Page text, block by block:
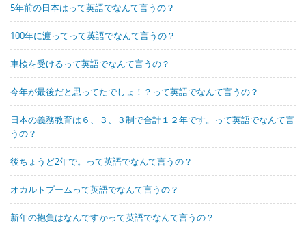
5年前の日本はって英語でなんて言うの？
100年に渡ってって英語でなんて言うの？
車検を受けるって英語でなんて言うの？
今年が最後だと思ってたでしょ！？って英語でなんて言うの？
日本の義務教育は６、３、３制で合計１２年です。って英語でなんて言
うの？
後ちょうど2年で。って英語でなんて言うの？
オカルトブームって英語でなんて言うの？
新年の抱負はなんですかって英語でなんて言うの？